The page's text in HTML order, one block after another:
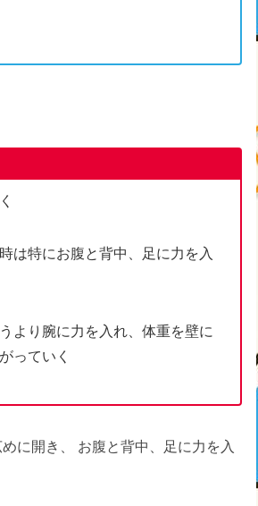
は特にお腹と背中、足に力を入
より腕に力を入れ、体重を壁に
っていく
に開き、 お腹と背中、足に力を入